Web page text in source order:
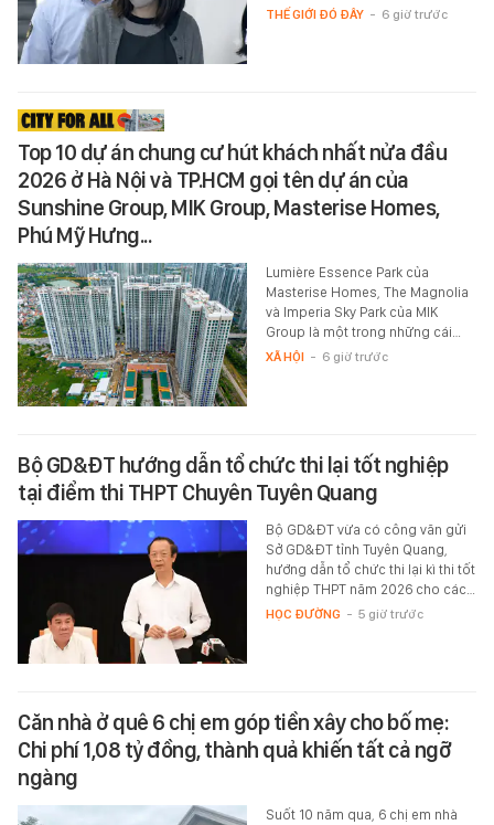
THẾ GIỚI ĐÓ ĐÂY - 6 giờ trước
Top 10 dự án chung cư hút khách nhất nửa đầu
2026 ở Hà Nội và TP.HCM gọi tên dự án của
Sunshine Group, MIK Group, Masterise Homes,
Phú Mỹ Hưng...
Lumière Essence Park của
Masterise Homes, The Magnolia
và Imperia Sky Park của MIK
Group là một trong những cái…
XÃ HỘI - 6 giờ trước
Bộ GD&ĐT hướng dẫn tổ chức thi lại tốt nghiệp
tại điểm thi THPT Chuyên Tuyên Quang
Bộ GD&ĐT vừa có công văn gửi
Sở GD&ĐT tỉnh Tuyên Quang,
hướng dẫn tổ chức thi lại kì thi tốt
nghiệp THPT năm 2026 cho các…
HỌC ĐƯỜNG - 5 giờ trước
Căn nhà ở quê 6 chị em góp tiền xây cho bố mẹ:
Chi phí 1,08 tỷ đồng, thành quả khiến tất cả ngỡ
ngàng
Suốt 10 năm qua, 6 chị em nhà